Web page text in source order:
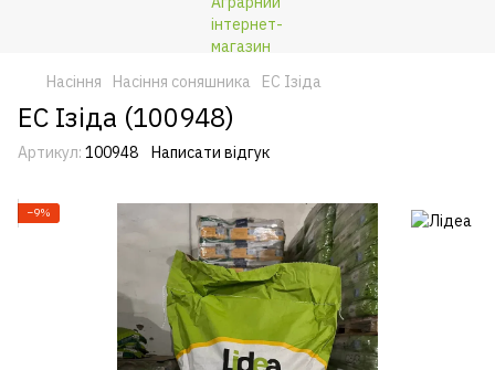
Насіння Насіння соняшника ЕС Ізіда
ЕС Ізіда (100948)
Артикул: 100948 Написати відгук
−9%